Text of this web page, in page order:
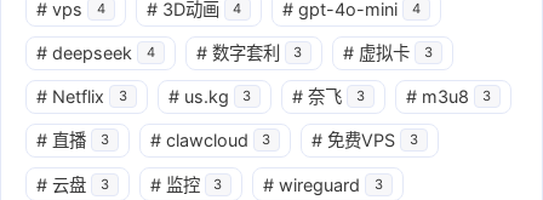
# vps 4 # 3D动画 4 # gpt-4o-mini 4
# deepseek 4 # 数字套利 3 # 虚拟卡 3
# Netflix 3 # us.kg 3 # 奈飞 3 # m3u8 3
# 直播 3 # clawcloud 3 # 免费VPS 3
# 云盘 3 # 监控 3 # wireguard 3